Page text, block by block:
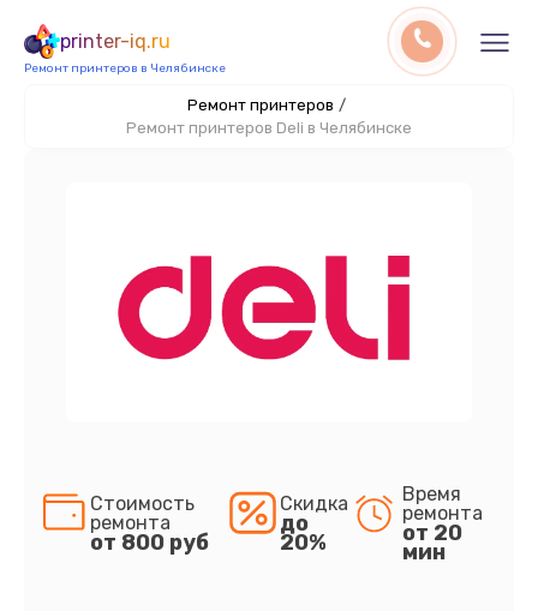
printer-iq.ru
Ремонт принтеров в Челябинске
Ремонт принтеров /
Ремонт принтеров Deli в Челябинске
Стоимость
ремонта
от 800 руб
Скидка
до
20%
Время
ремонта
от 20
мин